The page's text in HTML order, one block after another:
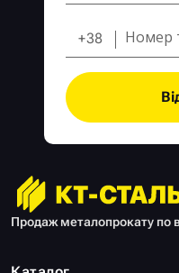
Продаж металопрокату по
+38